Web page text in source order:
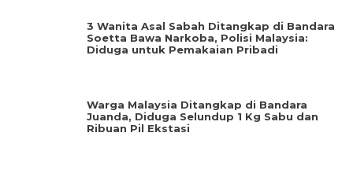
3 Wanita Asal Sabah Ditangkap di Bandara
Soetta Bawa Narkoba, Polisi Malaysia:
Diduga untuk Pemakaian Pribadi
Warga Malaysia Ditangkap di Bandara
Juanda, Diduga Selundup 1 Kg Sabu dan
Ribuan Pil Ekstasi